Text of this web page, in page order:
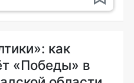
как
«Победы» в